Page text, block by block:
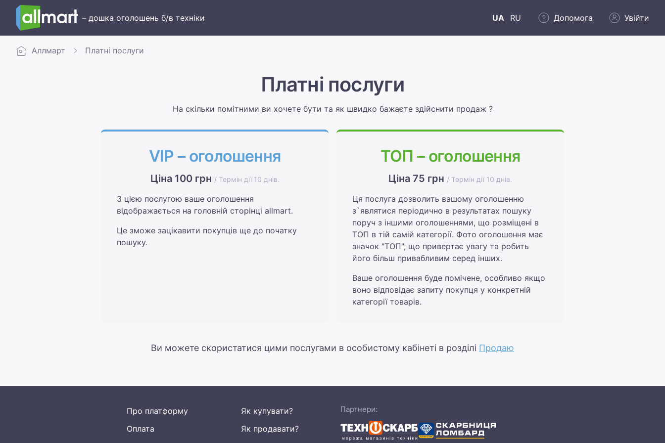
– дошка оголошень б/в техніки UA RU Допомога Увійти
Аллмарт Платні послуги
Платні послуги
На скільки помітними ви хочете бути та як швидко бажаєте здійснити продаж ?
VIP – оголошення
Ціна 100 грн / Термін дії 10 днів.
З цією послугою ваше оголошення
відображається на головній сторінці allmart.
Це зможе зацікавити покупців ще до початку
пошуку.
ТОП – оголошення
Ціна 75 грн / Термін дії 10 днів.
Ця послуга дозволить вашому оголошенню
з`являтися періодично в результатах пошуку
поруч з іншими оголошеннями, що розміщені в
ТОП в тій самій категорії. Фото оголошення має
значок "ТОП", що привертає увагу та робить
його більш привабливим серед інших.
Ваше оголошення буде помічене, особливо якщо
воно відповідає запиту покупця у конкретній
категорії товарів.
Ви можете скористатися цими послугами в особистому кабінеті в розділі Продаю
Про платформу
Оплата
Як купувати?
Як продавати?
Партнери: